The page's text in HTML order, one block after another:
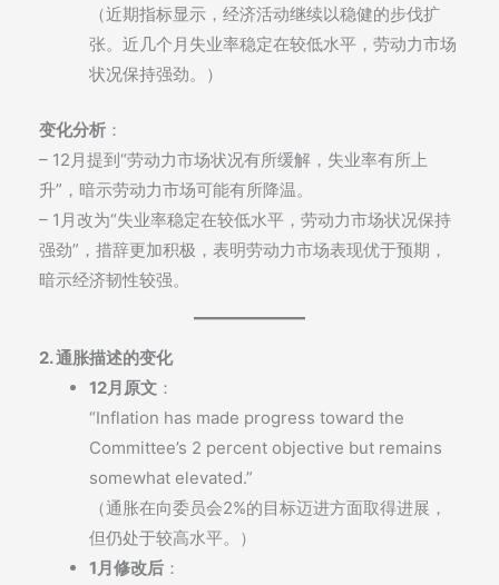
（近期指标显示，经济活动继续以稳健的步伐扩
张。近几个月失业率稳定在较低水平，劳动力市场
状况保持强劲。）
变化分析 ：
– 12月提到“劳动力市场状况有所缓解，失业率有所上
升”，暗示劳动力市场可能有所降温。
– 1月改为“失业率稳定在较低水平，劳动力市场状况保持
强劲”，措辞更加积极，表明劳动力市场表现优于预期，
暗示经济韧性较强。
2. 通胀描述的变化
12月原文 ：
“Inflation has made progress toward the
Committee’s 2 percent objective but remains
somewhat elevated.”
（通胀在向委员会2%的目标迈进方面取得进展，
但仍处于较高水平。）
1月修改后 ：